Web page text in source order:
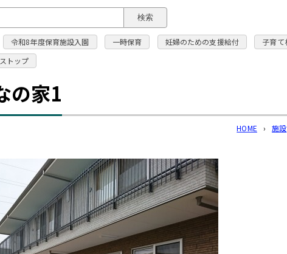
このページの本文へ
検索
令和8年度保育施設入園 一時保育 妊婦のための支援給付
子育て
トップ
の家1
HOME › 施設